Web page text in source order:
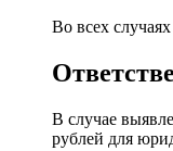
Во всех
В случае
рублей для